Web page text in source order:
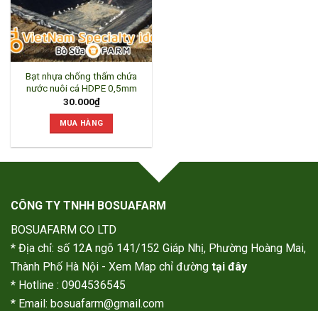
Bạt nhựa chống thấm chứa
nước nuôi cá HDPE 0,5mm
30.000₫
MUA HÀNG
CÔNG TY TNHH BOSUAFARM
BOSUAFARM CO LTD
* Địa chỉ: số 12A ngõ 141/152 Giáp Nhị, Phường Hoàng Mai,
Thành Phố Hà Nội - Xem Map chỉ đường tại đây
* Hotline : 0904536545
* Email: bosuafarm@gmail.com